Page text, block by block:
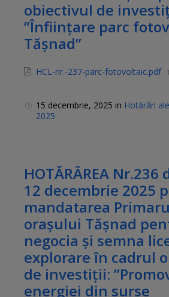
obiectivul de
”Înființare parc
Tășnad”
HCL-nr.-237-parc-fotovoltaic.pdf
15 decembrie, 2025 in Hotărâri
2025
HOTĂRÂREA
12 decembrie 2025
mandatarea
orașului Tășnad
negocia și semna
explorare în cadrul
de investiții:
energiei din surse